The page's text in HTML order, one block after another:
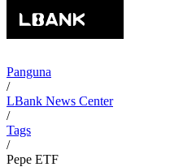
Panguna
/
LBank News Center
/
Tags
/
Pepe ETF